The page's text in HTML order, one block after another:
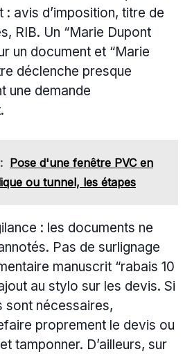
: avis d’imposition, titre de
RIB. Un “Marie Dupont
un document et “Marie
déclenche presque
une demande
Pose d'une fenêtre PVC en
ou tunnel, les étapes
: les documents ne
Pas de surlignage
manuscrit “rabais 10
au stylo sur les devis. Si
sont nécessaires,
proprement le devis ou
tamponner. D’ailleurs, sur